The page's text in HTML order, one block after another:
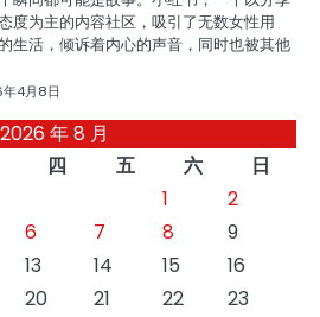
度为主的内容社区，吸引了无数女性用
生活，倾诉着内心的声音，同时也被其他
4月8日
2026 年 8 月
四 五 六
日
1
2
6 7 8
9
13 14 15
16
20 21 22
23